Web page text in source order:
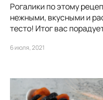
Рогалики по этому
нежными, вкусными и
тесто! Итог вас
6 июля, 2021